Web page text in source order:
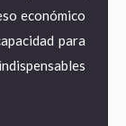
económico
para